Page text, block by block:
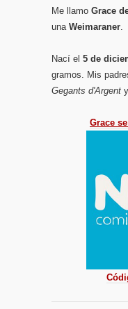
Me llamo Grace
una Weimaraner
Nací el 5 de
gramos. Mis
Gegants d'Argent y
Grace